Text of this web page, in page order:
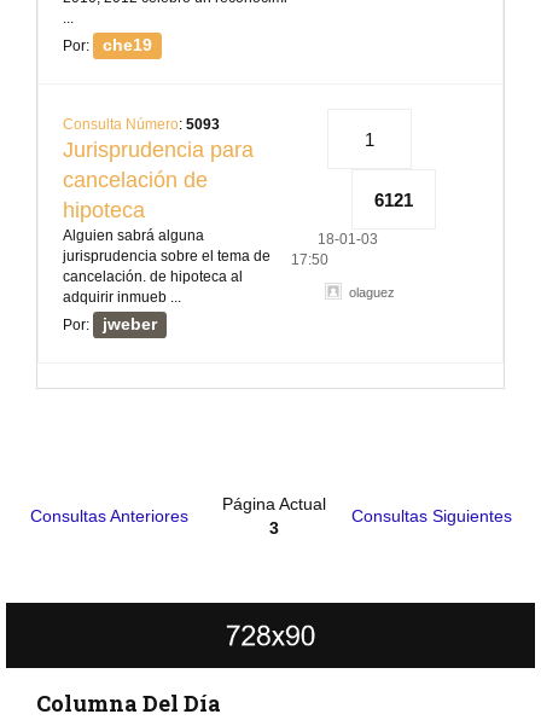
...
Por:
che19
Consulta Número: 5093
Jurisprudencia para
cancelación de
hipoteca
Alguien sabrá alguna
jurisprudencia sobre el tema de
cancelación. de hipoteca al
adquirir inmueb ...
Por:
jweber
1
6121
18-01-03
17:50
olaguez
Consultas Anteriores
Página Actual
3
Consultas Siguientes
Columna Del Día